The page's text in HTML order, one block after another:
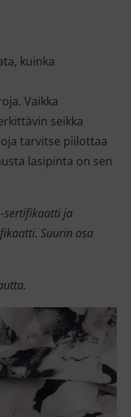
kuinka
Vaikka
seikka
tarvitse piilottaa
lasipinta on sen
sertifikaatti ja
Suurin osa